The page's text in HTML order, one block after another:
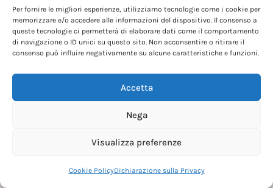
Per fornire le migliori esperienze, utilizziamo tecnologie come i cookie per
memorizzare e/o accedere alle informazioni del dispositivo. Il consenso a
queste tecnologie ci permetterà di elaborare dati come il comportamento
di navigazione o ID unici su questo sito. Non acconsentire o ritirare il
consenso può influire negativamente su alcune caratteristiche e funzioni.
Accetta
Nega
Visualizza preferenze
Cookie PolicyDichiarazione sulla Privacy
Leggi Tutto »